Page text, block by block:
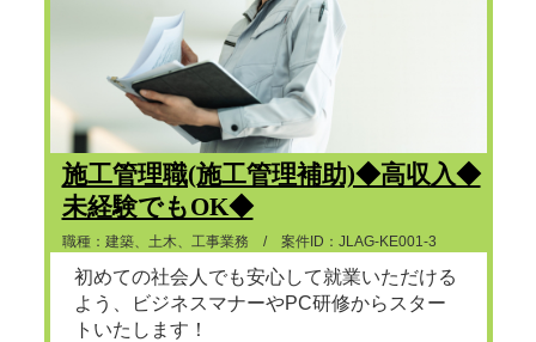
施工管理職(施工管理補助)◆高収入◆
未経験でもOK◆
職種：建築、土木、工事業務 / 案件ID：JLAG-KE001-3
初めての社会人でも安心して就業いただける
よう、ビジネスマナーやPC研修からスター
トいたします！